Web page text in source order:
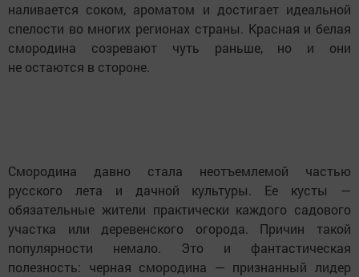
наливается соком, ароматом и достигает идеальной
спелости во многих регионах страны. Красная и белая
смородина созревают чуть раньше, но и они
не остаются в стороне.
Смородина давно стала неотъемлемой частью
русского лета и дачной культуры. Ее кусты —
обязательные жители практически каждого садового
участка или деревенского огорода. Причин такой
популярности немало. Это и фантастическая
полезность: черная смородина — признанный лидер